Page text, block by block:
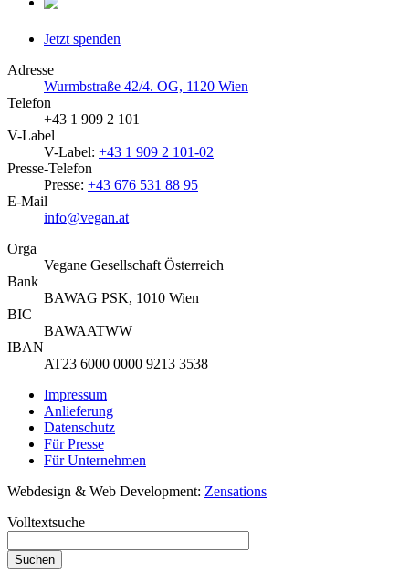
Jetzt spenden
Adresse
Wurmbstraße 42/4. OG, 1120 Wien
Telefon
+43 1 909 2 101
V-Label
V-Label: +43 1 909 2 101-02
Presse-Telefon
Presse: +43 676 531 88 95
E-Mail
info@vegan.at
Orga
Vegane Gesellschaft Österreich
Bank
BAWAG PSK, 1010 Wien
BIC
BAWAATWW
IBAN
AT23 6000 0000 9213 3538
Impressum
Anlieferung
Datenschutz
Für Presse
Für Unternehmen
Webdesign & Web Development: Zensations
Volltextsuche